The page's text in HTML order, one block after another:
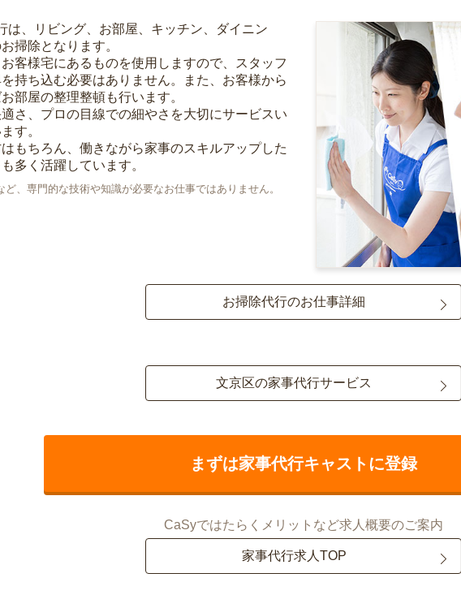
は、リビング、お部屋、キッチン、ダイニン
掃除となります。
客様宅にあるものを使用しますので、スタッフ
持ち込む必要はありません。また、お客様から
部屋の整理整頓も行います。
さ、プロの目線での細やさを大切にサービスい
す。
もちろん、働きながら家事のスキルアップした
多く活躍しています。
ど、専門的な技術や知識が必要なお仕事ではありません。
お掃除代行のお仕事詳細
文京区の家事代行サービス
まずは家事代行キャストに登録
CaSyではたらくメリットなど求人概要のご案内
家事代行求人TOP